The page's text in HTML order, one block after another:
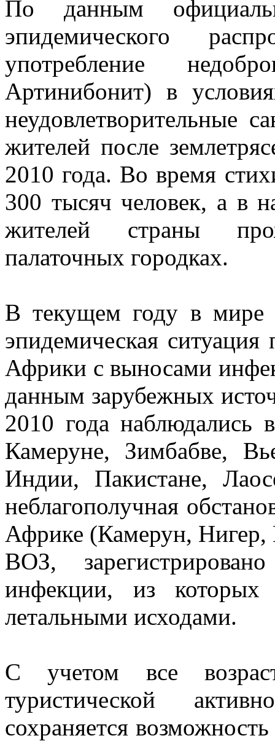
По данным
эпидемического
употребление
Артинибонит) в
неудовлетворительные
жителей после
2010 года. Во время
300 тысяч человек, а в
жителей страны
палаточных городках.
В текущем году в мире
эпидемическая
Африки с выносами
данным зарубежных
2010 года
Камеруне, Зимбабве,
Индии, Пакистане,
неблагополучная
Африке (Камерун, Нигер,
ВОЗ,
инфекции, из которых
летальными исходами.
С учетом все
туристической
сохраняется